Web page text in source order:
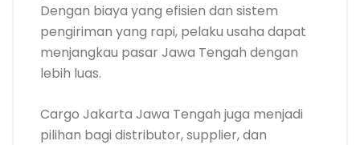
Dengan biaya yang efisien dan sistem
pengiriman yang rapi, pelaku usaha dapat
menjangkau pasar Jawa Tengah dengan
lebih luas.
Cargo Jakarta Jawa Tengah juga menjadi
pilihan bagi distributor, supplier, dan